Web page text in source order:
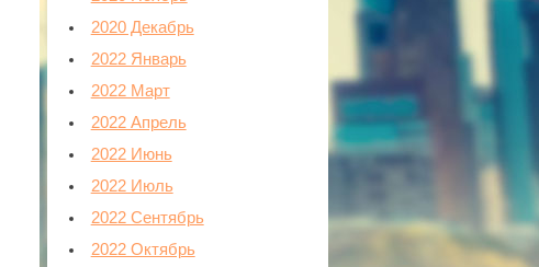
2020 Декабрь
2022 Январь
2022 Март
2022 Апрель
2022 Июнь
2022 Июль
2022 Сентябрь
2022 Октябрь